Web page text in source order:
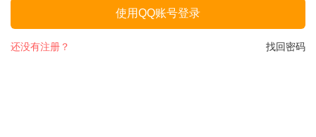
使用QQ账号登录
找回密码
还没有注册？